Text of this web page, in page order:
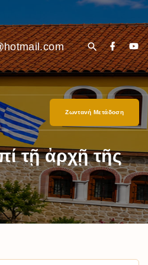
Ζωντανή Μετάδοση
τῇ ἀρχῇ τῆς